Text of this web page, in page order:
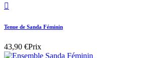

Tenue de Sanda Féminin
43,90 €Prix